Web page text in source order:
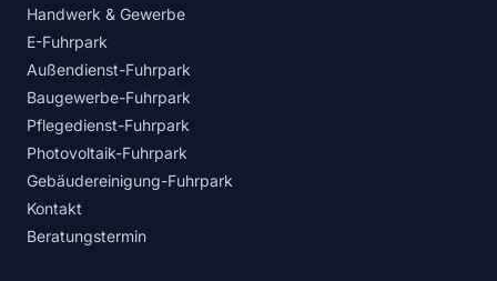
Handwerk & Gewerbe
E-Fuhrpark
Außendienst-Fuhrpark
Baugewerbe-Fuhrpark
Pflegedienst-Fuhrpark
Photovoltaik-Fuhrpark
Gebäudereinigung-Fuhrpark
Kontakt
Beratungstermin